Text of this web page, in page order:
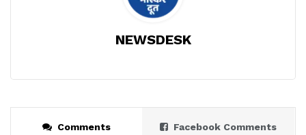
NEWSDESK
Comments Facebook Comments